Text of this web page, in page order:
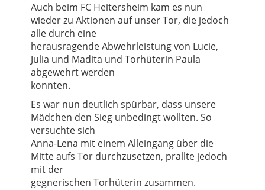
Auch beim FC Heitersheim kam es nun
wieder zu Aktionen auf unser Tor, die jedoch
alle durch eine
herausragende Abwehrleistung von Lucie,
Julia und Madita und Torhüterin Paula
abgewehrt werden
konnten.
Es war nun deutlich spürbar, dass unsere
Mädchen den Sieg unbedingt wollten. So
versuchte sich
Anna-Lena mit einem Alleingang über die
Mitte aufs Tor durchzusetzen, prallte jedoch
mit der
gegnerischen Torhüterin zusammen.